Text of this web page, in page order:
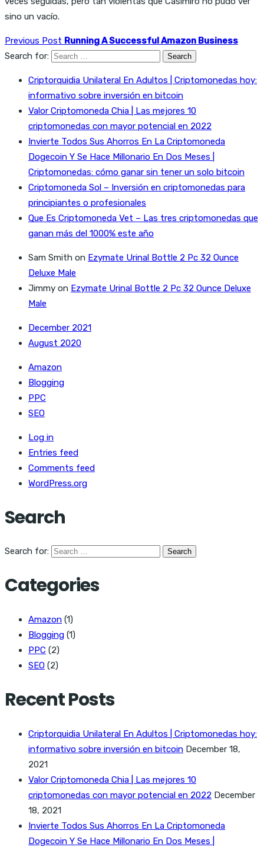
sino un vacío.
Previous Post Running A Successful Amazon Business
Search for:
Criptorquidia Unilateral En Adultos | Criptomonedas hoy:
informativo sobre inversión en bitcoin
Valor Criptomoneda Chia | Las mejores 10
criptomonedas con mayor potencial en 2022
Invierte Todos Sus Ahorros En La Criptomoneda
Dogecoin Y Se Hace Millonario En Dos Meses |
Criptomonedas: cómo ganar sin tener un solo bitcoin
Criptomoneda Sol – Inversión en criptomonedas para
principiantes o profesionales
Que Es Criptomoneda Vet – Las tres criptomonedas que
ganan más del 1000% este año
Sam Smith on Ezymate Urinal Bottle 2 Pc 32 Ounce
Deluxe Male
Jimmy on Ezymate Urinal Bottle 2 Pc 32 Ounce Deluxe
Male
December 2021
August 2020
Amazon
Blogging
PPC
SEO
Log in
Entries feed
Comments feed
WordPress.org
Search
Search for:
Categories
Amazon (1)
Blogging (1)
PPC (2)
SEO (2)
Recent Posts
Criptorquidia Unilateral En Adultos | Criptomonedas hoy:
informativo sobre inversión en bitcoin December 18,
2021
Valor Criptomoneda Chia | Las mejores 10
criptomonedas con mayor potencial en 2022 December
18, 2021
Invierte Todos Sus Ahorros En La Criptomoneda
Dogecoin Y Se Hace Millonario En Dos Meses |